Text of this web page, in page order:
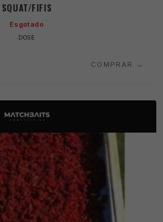
SQUAT/FIFIS
Esgotado
DOSE
COMPRAR